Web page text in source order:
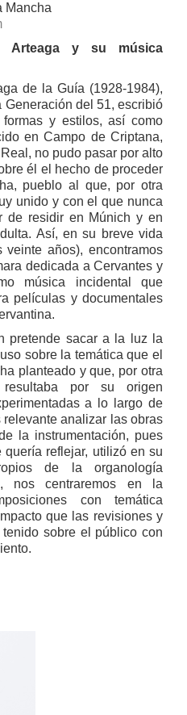
Mancha
Arteaga y su música
de la Guía (1928-1984),
del 51, escribió
y estilos, así como
en Campo de Criptana,
no pudo pasar por alto
él el hecho de proceder
pueblo al que, por otra
unido y con el que nunca
de residir en Múnich y en
Así, en su breve vida
veinte años), encontramos
dedicada a Cervantes y
música incidental que
películas y documentales
pretende sacar a la luz la
sobre la temática que el
planteado y que, por otra
por su origen
a lo largo de
analizar las obras
la instrumentación, pues
reflejar, utilizó en su
de la organología
nos centraremos en la
con temática
que las revisiones y
sobre el público con